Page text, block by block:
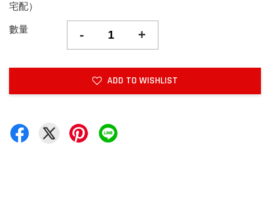
宅配）
數量 - +
ADD TO WISHLIST